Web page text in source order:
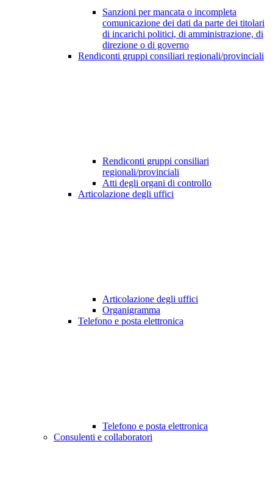
Sanzioni per mancata o incompleta
comunicazione dei dati da parte dei titolari
di incarichi politici, di amministrazione, di
direzione o di governo
Rendiconti gruppi consiliari regionali/provinciali
Rendiconti gruppi consiliari
regionali/provinciali
Atti degli organi di controllo
Articolazione degli uffici
Articolazione degli uffici
Organigramma
Telefono e posta elettronica
Telefono e posta elettronica
Consulenti e collaboratori